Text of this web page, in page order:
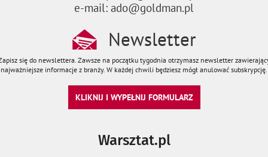
e-mail: ado@goldman.pl
Newsletter
się do newslettera. Zawsze na początku tygodnia otrzymasz newsletter
najważniejsze informacje z branży. W każdej chwili będziesz mógł anulować subskrypcję.
KLIKNIJ I WYPEŁNIJ FORMULARZ
Warsztat.pl